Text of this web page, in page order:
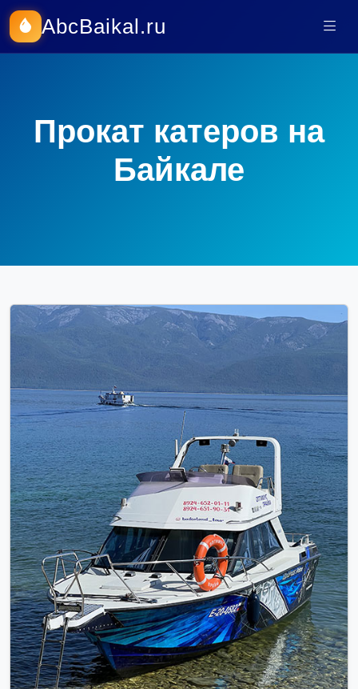
AbcBaikal.ru
Прокат катеров на
Байкале